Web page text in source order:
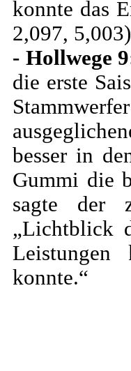
konnte das
2,097,
- Hollwege
die erste
besser in
Gummi die
sagte der
„Lichtblick
Leistungen
konnte.“